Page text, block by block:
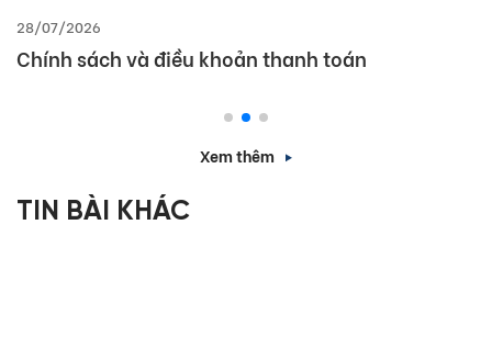
28/07/2026
Chính sách và điều khoản thanh toán
Xem thêm
TIN BÀI KHÁC